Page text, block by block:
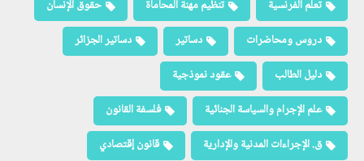
تعلم الفرنسية تنظيم مهنة المحاماة
حقوق الإنسان
دروس ومحاضرات
دساتير
دساتير الجزائر
دليل الطالب
عقود نموذجية
علم الإجرام والسياسة الجنائية
فلسفة القانون
ق. الإجراءات المدنية والإدارية
قانون إقتصادي